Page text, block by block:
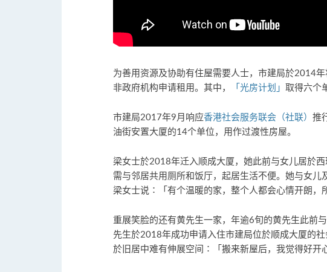
为善用资源及协助有住屋需要人士，市建局於2014
非政府机构申请租用。其中，
「光房计划」 取得六个
市建局2017年9月响应香港社会服务联会（社联） 推
油街安置大厦的14个单位，用作过渡性房屋。
梁女士於2018年迁入顺成大厦，她此前与女儿居於
需与邻居共用厕所和饭厅，起居生活不便。她与女
梁女士说∶「有个温暖的家，整个人都会心情开朗，
重展笑脸的还有黄先生一家，年逾6旬的黄先生此前
先生於2018年成功申请入住市建局位於顺成大厦的
於旧居中难有伸展空间∶「搬来新屋后，我觉得好开